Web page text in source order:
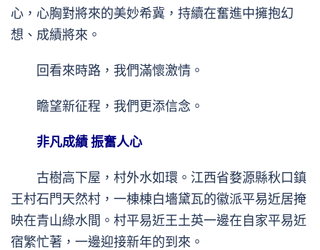
心，心胸對將來的美妙希冀，持續在奮進中擁抱幻
想、成績將來。
回看來時路，我們滿懷激情。
瞻望新征程，我們更添信念。
非凡成績 振奮人心
古樹高下屋，村外水如環。江西省婺源縣秋口鎮
王村石門天然村，一棟棟白墻黛瓦的徽派平易近居掩
映在青山綠水間。村平易近王土英一邊在自家平易近
宿繁忙著，一邊迎接新年的到來。